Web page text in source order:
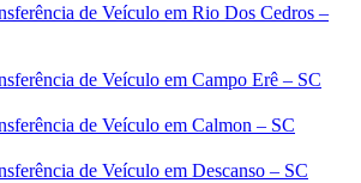
de Veículo em Rio Dos Cedros –
de Veículo em Campo Erê – SC
de Veículo em Calmon – SC
de Veículo em Descanso – SC